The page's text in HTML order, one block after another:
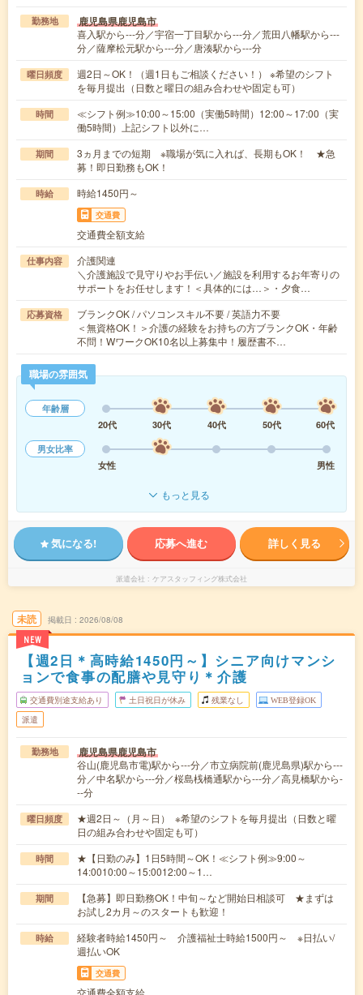
勤務地 鹿児島県鹿児島市
喜入駅から---分／宇宿一丁目駅から---分／荒田八幡駅から---
分／薩摩松元駅から---分／唐湊駅から---分
曜日頻度
週2日～OK！（週1日もご相談ください！） ※希望のシフト
を毎月提出（日数と曜日の組み合わせや固定も可）
時間
≪シフト例≫10:00～15:00（実働5時間）12:00～17:00（実
働5時間）上記シフト以外に…
期間
3ヵ月までの短期 ※職場が気に入れば、長期もOK！ ★急
募！即日勤務もOK！
時給 時給1450円～
交通費
交通費全額支給
仕事内容
介護関連
＼介護施設で見守りやお手伝い／施設を利用するお年寄りの
サポートをお任せします！＜具体的には…＞・夕食…
応募資格
ブランクOK / パソコンスキル不要 / 英語力不要
＜無資格OK！＞介護の経験をお持ちの方ブランクOK・年齢
不問！WワークOK10名以上募集中！履歴書不…
職場の雰囲気
年齢層
20代
30代 40代 50代
60代
男女比率
女性
男性
もっと見る
気になる! 応募へ進む 詳しく見る
派遣会社 ケアスタッフィング株式会社
未読
NEW
掲載日 2026/08/08
【週2日＊高時給1450円～】シニア向けマンシ
ョンで食事の配膳や見守り＊介護
交通費別途支給あり 土日祝日が休み 残業なし WEB登録OK
派遣
勤務地 鹿児島県鹿児島市
谷山(鹿児島市電)駅から---分／市立病院前(鹿児島県)駅から---
分／中名駅から---分／桜島桟橋通駅から---分／高見橋駅から-
--分
曜日頻度
★週2日～（月～日） ※希望のシフトを毎月提出（日数と曜
日の組み合わせや固定も可）
時間
★【日勤のみ】1日5時間～OK！≪シフト例≫9:00～
14:0010:00～15:0012:00～1…
期間
【急募】即日勤務OK！中旬～など開始日相談可 ★まずは
お試し2カ月～のスタートも歓迎！
時給
経験者時給1450円～ 介護福祉士時給1500円～ ※日払い/
週払いOK
交通費